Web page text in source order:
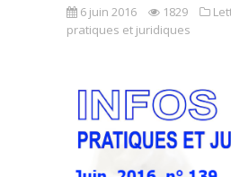
6 juin 2016 1829
pratiques et juridiques